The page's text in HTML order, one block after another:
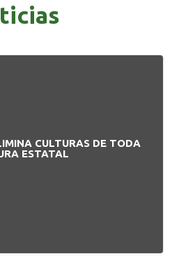
CULTURAS DE TODA
ESTATAL